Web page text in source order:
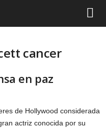
cancer
en paz
de Hollywood considerada
actriz conocida por su